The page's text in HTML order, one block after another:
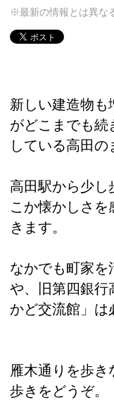
※最新の情報とは異な
新しい建造物も
がどこまでも続
している高田の
高田駅から少し
こか懐かしさを
きます。
なかでも町家を
や、旧第四銀行
かど交流館」は
雁木通りを歩
歩きをどうぞ。